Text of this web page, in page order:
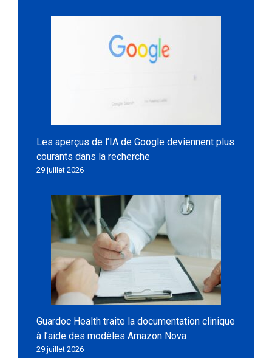
Les aperçus de l’IA de Google deviennent plus
courants dans la recherche
29 juillet 2026
Guardoc Health traite la documentation clinique
à l’aide des modèles Amazon Nova
29 juillet 2026